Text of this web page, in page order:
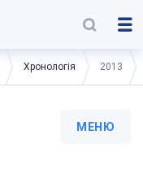
Хронологія 2013
МЕНЮ